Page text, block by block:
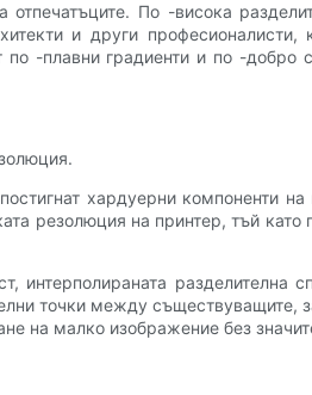
По -висока
и други професионалисти,
-плавни градиенти и по -добро
хардуерни компоненти
резолюция на принтер, тъй като
интерполираната разделителна
точки между
на малко изображение без